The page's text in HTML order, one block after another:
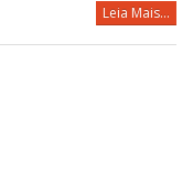
Leia Mais...